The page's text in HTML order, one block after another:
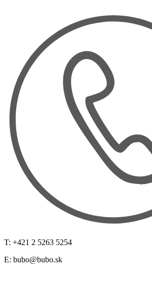
T: +421 2 5263 5254
E: bubo@bubo.sk